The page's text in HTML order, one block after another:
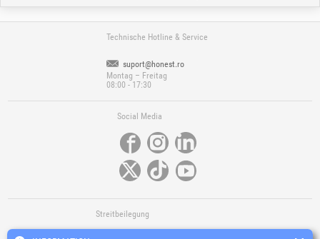
Technische Hotline & Service
suport@honest.ro
Montag – Freitag
08:00 - 17:30
Social Media
Streitbeilegung